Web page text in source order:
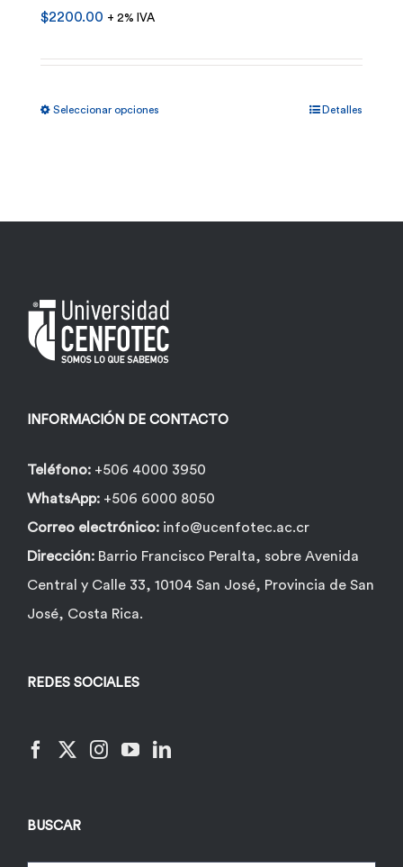
$2200.00 + 2% IVA
Seleccionar opciones
pueden
elegir
la
de
producto
Detalles
INFORMACIÓN DE CONTACTO
Teléfono: +506 4000 3950
WhatsApp: +506 6000 8050
Correo electrónico: info@ucenfotec.ac.cr
Dirección: Barrio Francisco Peralta, sobre Avenida
Central y Calle 33, 10104 San José, Provincia de San
José, Costa Rica.
REDES SOCIALES
BUSCAR